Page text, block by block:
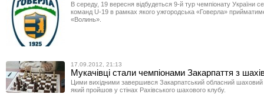
В середу, 19 вересня відбудеться 9-й тур чемпіонату України
команд U-19 в рамках якого ужгородська «Говерла»
«Волинь».
17.09.2012, 21:13
Мукачівці стали чемпіонами Закарпаття з
Цими вихідними завершився Закарпатський обласний
який пройшов у стінах Рахівського шахового клубу.